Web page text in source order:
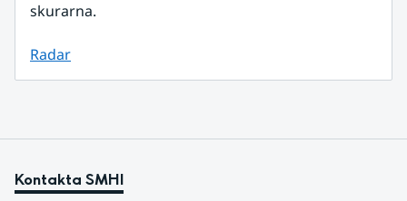
skurarna.
Radar
Kontakta SMHI